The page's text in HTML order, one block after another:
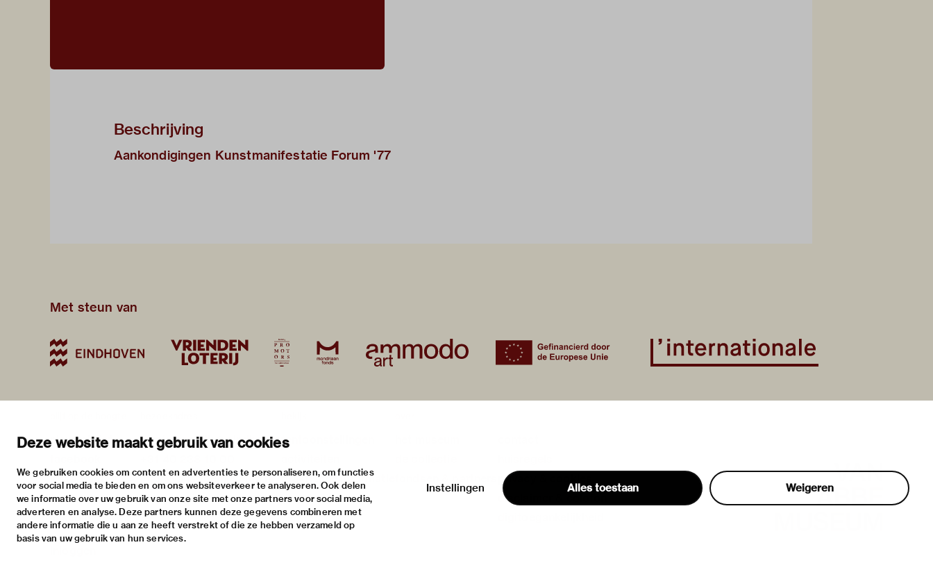
Deze website maakt gebruik van cookies
We gebruiken cookies om content en advertenties te personaliseren, om functies
voor social media te bieden en om ons websiteverkeer te analyseren. Ook delen
we informatie over uw gebruik van onze site met onze partners voor social media,
adverteren en analyse. Deze partners kunnen deze gegevens combineren met
andere informatie die u aan ze heeft verstrekt of die ze hebben verzameld op
basis van uw gebruik van hun services.
Alles toestaan Weigeren
Instellingen
Beschrijving
Aankondigingen Kunstmanifestatie Forum '77
Met steun van
nieuwsbrief
instagram
twitter
linkedin
stratumsedijk 2 eindhoven
info@vanabbemuseum.nl
tentoonstellingen
praktische informatie
privacy & cookies
disclaimer & colofon